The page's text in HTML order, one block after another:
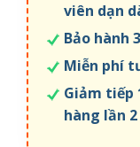
viên dạn
Bảo hành
Miễn phí
Giảm tiếp
hàng lần 2